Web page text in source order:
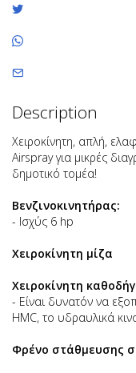
Description
Χειροκίνητη, απλή,
Airspray για μικρές
δημοτικό τομέα!
Βενζινοκινητήρας:
- Ισχύς 6 hp
Χειροκίνητη μίζα
Χειροκίνητη
- Είναι δυνατόν να
HMC, το υδραυλικά
Φρένο στάθμευσης